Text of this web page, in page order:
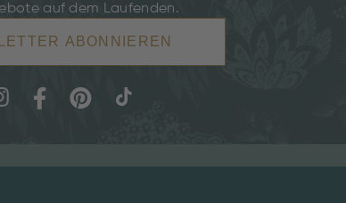
auf dem Laufenden.
ABONNIEREN